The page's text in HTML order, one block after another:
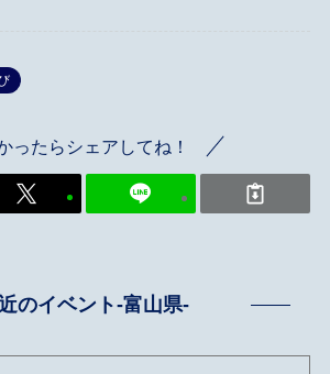
ったらシェアしてね！
のイベント-富山県-